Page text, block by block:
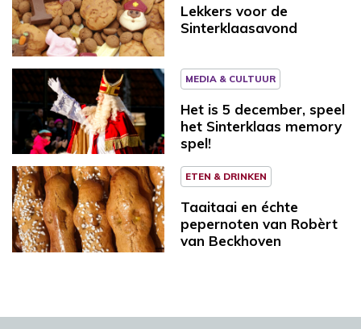
Lekkers voor de
Sinterklaasavond
MEDIA & CULTUUR
Het is 5 december, speel
het Sinterklaas memory
spel!
ETEN & DRINKEN
Taaitaai en échte
pepernoten van Robèrt
van Beckhoven